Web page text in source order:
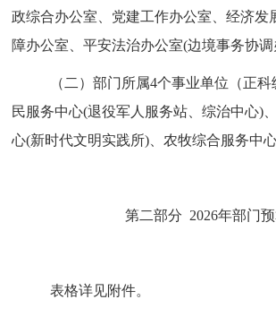
政综合办公室、党建工作办公室、经济发
障办公室、平安法治办公室(边境事务协
（二）部门所属4个事业单位（正
民服务中心(退役军人服务站、综治中心)
心(新时代文明实践所)、农牧综合服务中
第二部分 2026年部门
表格详见附件。